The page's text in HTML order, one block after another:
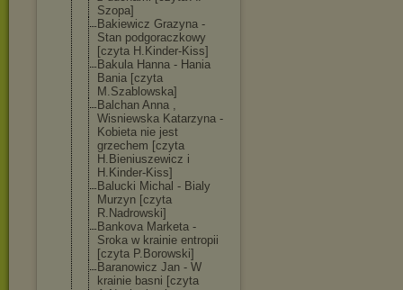
Szopa]
Bakiewicz Grazyna -
Stan podgoraczkowy
[czyta H.Kinder-Kiss]
Bakula Hanna - Hania
Bania [czyta
M.Szablowska]
Balchan Anna ,
Wisniewska Katarzyna -
Kobieta nie jest
grzechem [czyta
H.Bieniuszewicz i
H.Kinder-Kiss]
Balucki Michal - Bialy
Murzyn [czyta
R.Nadrowski]
Bankova Marketa -
Sroka w krainie entropii
[czyta P.Borowski]
Baranowicz Jan - W
krainie basni [czyta